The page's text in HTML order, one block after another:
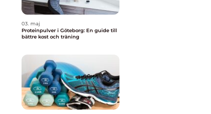
03. maj
Proteinpulver i Göteborg: En guide till
bättre kost och träning